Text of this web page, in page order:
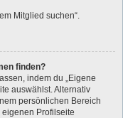
Mitglied suchen“.
finden?
indem du „Eigene
auswählst. Alternativ
persönlichen Bereich
eigenen Profilseite